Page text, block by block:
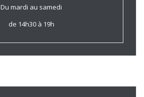
Du mardi au samedi
de 14h30 à 19h